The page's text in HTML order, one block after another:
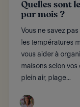
Quelles sont
par mois ?
Vous ne savez
les températures
vous aider à
maisons selon
plein air, plage...